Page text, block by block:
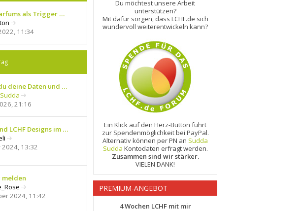
Du möchtest unsere Arbeit
unterstützen?
Mit dafür sorgen, dass LCHF.de sich
wundervoll weiterentwickeln kann?
Ein Klick auf den Herz-Button führt
zur Spendenmöglichkeit bei PayPal.
Alternativ können per PN an Sudda
Sudda Kontodaten erfragt werden.
Zusammen sind wir stärker.
VIELEN DANK!
PREMIUM-ANGEBOT
4 Wochen LCHF mit mir
als Trigger …
N
u
t
e
r
B
e
i
t
a
11:34
deine Daten und …
N
u
e
t
r
t
21:16
LCHF Designs im …
N
s
t
e
2024, 13:32
melden
N
2024, 11:42